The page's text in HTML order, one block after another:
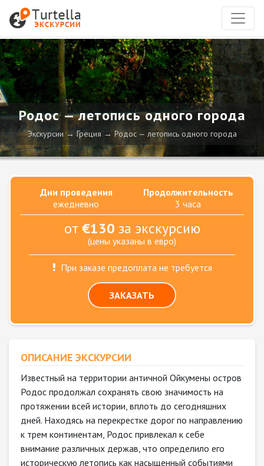
Родос — летопись одного города
Экскурсии Греция Родос — летопись одного города
Дни проведения
ежедневно
Продолжительность
3 часа
от €130 за экскурсию
(цены указаны в евро)
При заказе предоплата не требуется
ЗАКАЗАТЬ
ОПИСАНИЕ ЭКСКУРСИИ
Известный на территории античной Ойкумены остров
Родос продолжал сохранять свою значимость на
протяжении всей истории, вплоть до сегодняшних
дней. Находясь на перекрестке дорог по направлению
к трем континентам, Родос привлекал к себе
внимание различных держав, что определило его
историческую летопись как насыщенный событиями